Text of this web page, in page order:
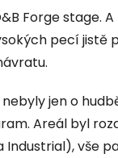
Forge stage.
pecí jistě
jen o
Areál byl
Industrial), vše